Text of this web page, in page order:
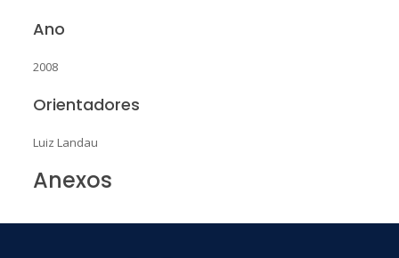
Ano
2008
Orientadores
Luiz Landau
Anexos